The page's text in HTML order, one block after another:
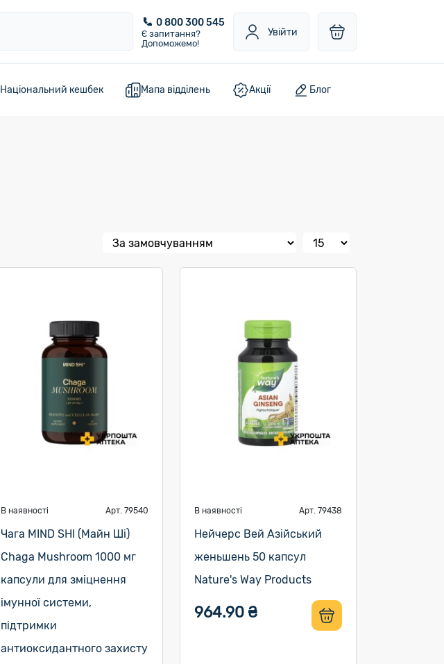
0 800 300 545
Є запитання?
Допоможемо!
Увійти
Національний кешбек Мапа відділень Акції Блог
В наявності Арт. 79540
Чага MIND SHI (Майн Ші)
Chaga Mushroom 1000 мг
капсули для зміцнення
імунної системи,
підтримки
антиоксидантного захисту
В наявності Арт. 79438
Нейчерс Вей Азійський
женьшень 50 капсул
Nature's Way Products
964.90 ₴